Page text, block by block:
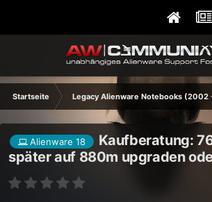
Startseite Legacy Alienware Notebooks (2002
Alienware 18
Kaufberatung:
später auf 880m upgraden